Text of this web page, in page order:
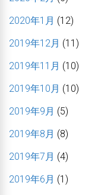
2020年1月 (12)
2019年12月 (11)
2019年11月 (10)
2019年10月 (10)
2019年9月 (5)
2019年8月 (8)
2019年7月 (4)
2019年6月 (1)